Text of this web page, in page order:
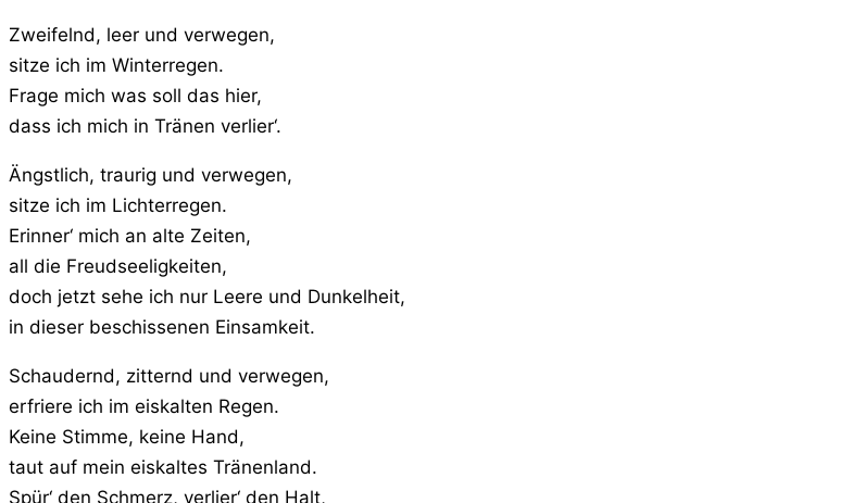
Zweifelnd, leer und verwegen,
sitze ich im Winterregen.
Frage mich was soll das hier,
dass ich mich in Tränen verlier‘.
Ängstlich, traurig und verwegen,
sitze ich im Lichterregen.
Erinner‘ mich an alte Zeiten,
all die Freudseeligkeiten,
doch jetzt sehe ich nur Leere und Dunkelheit,
in dieser beschissenen Einsamkeit.
Schaudernd, zitternd und verwegen,
erfriere ich im eiskalten Regen.
Keine Stimme, keine Hand,
taut auf mein eiskaltes Tränenland.
Spür‘ den Schmerz, verlier‘ den Halt,